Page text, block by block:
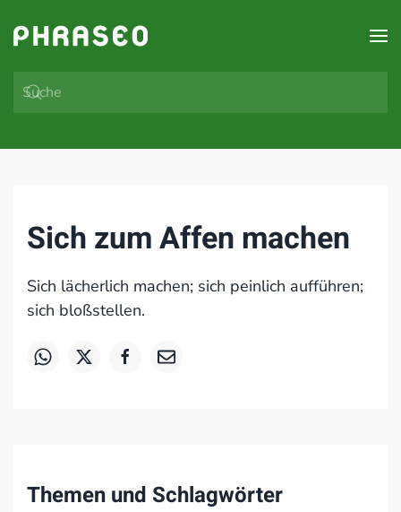
Zum Hauptinhalt springen
Sich zum Affen machen
Sich lächerlich machen; sich peinlich aufführen;
sich bloßstellen.
Themen und Schlagwörter